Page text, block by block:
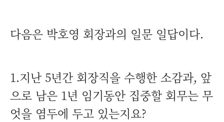
다음은 박호영 회장과의 일문 일답이다.
1.지난 5년간 회장직을 수행한 소감과, 앞
으로 남은 1년 임기동안 집중할 회무는 무
엇을 염두에 두고 있는지요?